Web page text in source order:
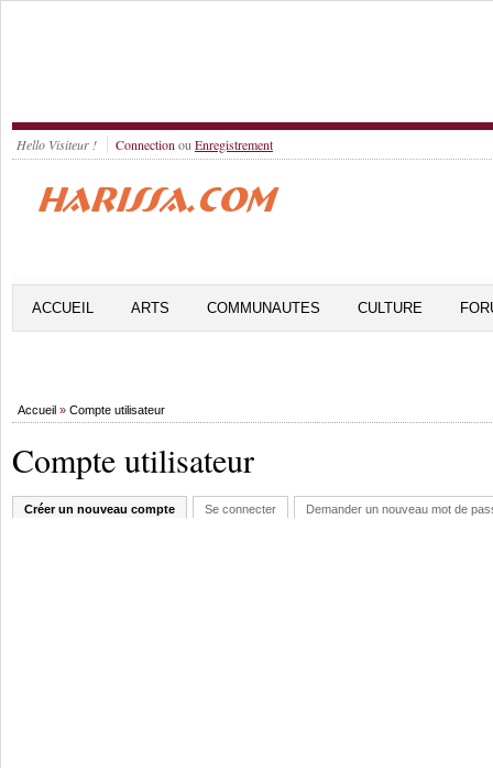
Hello Visiteur ! Connection ou Enregistrement
ACCUEIL ARTS COMMUNAUTES CULTURE
Accueil » Compte utilisateur
Compte utilisateur
Créer un nouveau compte Se connecter Demander un nouveau mot de